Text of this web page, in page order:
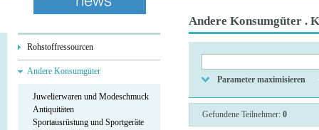
Rohstoffressourcen
Andere Konsumgüter
Juwelierwaren und Modeschmuck
Antiquitäten
Sportausrüstung und Sportgeräte
Andere Konsumgüter .
Parameter maximisieren
Gefundene Teilnehmer: 0